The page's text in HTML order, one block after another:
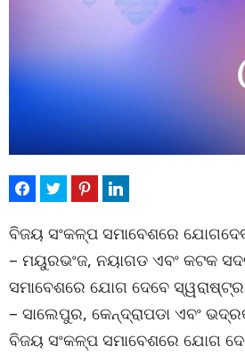
ବିଜୟ ସଂକଳ୍ପ ସମାବେଶରେ
– ମୟୁରଭଂଜ, ନୟାଗଡ ଏବଂ କଟକ
ସମାବେଶରେ ଯୋଗ ଦେବେ ସ୍ୱରାଷ୍ଟ୍ର
– ସାଲେପୁର, କେନ୍ଦ୍ରାପଡା ଏବଂ
ବିଜୟ ସଂକଳ୍ପ ସମାବେଶରେ ଯୋଗ